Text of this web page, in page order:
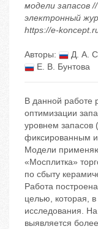
модели запасов
электронный
https://e-
Авторы: Д. А.
Е. В. Бунтова
В данной работе
оптимизации
уровнем запасов
фиксированным
Модели
«Мосплитка»
по сбыту
Работа
целью, которая,
исследования.
выявляется